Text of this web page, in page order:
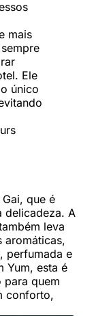
mais
Ele
único
que é
delicadeza. A
leva
aromáticas,
perfumada e
Yum, esta é
para quem
conforto,